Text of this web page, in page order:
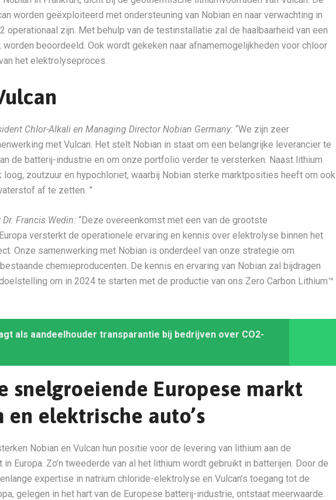
worden geëxploiteerd met ondersteuning van Nobian en naar verwachting in
operationaal zijn. Met behulp van de testinstallatie zal de haalbaarheid van een
beoordeeld. Ook wordt gekeken naar afnamemogelijkheden voor chloor
het elektrolyseproces.
Chlor-Alkali en Managing Director Nobian Germany: “We zijn zeer
met Vulcan. Het stelt Nobian in staat om een belangrijke leverancier te
de batterij-industrie en om onze portfolio verder te versterken. Naast lithium
zoutzuur en hypochloriet, waarbij Nobian sterke marktposities heeft om ook
af te zetten. ”
Francis Wedin: “Deze overeenkomst met een van de grootste
versterkt de operationele ervaring en kennis over elektrolyse binnen het
Onze samenwerking met Nobian is onderdeel van onze strategie om
chemieproducenten. De kennis en ervaring van Nobian zal bijdragen
om in 2024 te starten met de productie van ons Zero Carbon Lithium™
als aandeelhouder transparantie bij bedrijven over CO2-
snelgroeiende Europese markt
elektrische auto’s
Nobian en Vulcan hun positie voor de levering van lithium aan de
Europa. Zo’n tweederde van al het lithium wordt gebruikt in batterijen. Door de
expertise in natrium chloride-elektrolyse en Vulcan’s toegang tot de
gelegen in het hart van de Europese batterij-industrie, ontstaat meerwaarde.